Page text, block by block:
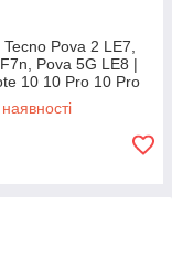
Pova 2 LE7,
Pova 5G LE8 |
10 10 Pro 10 Pro
11 Pro 11s з
(оригінал